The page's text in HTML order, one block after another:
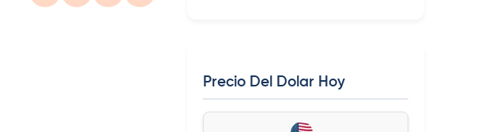
Precio Del Dolar Hoy